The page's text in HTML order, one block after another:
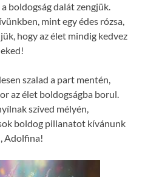
boldogság dalát zengjük.
mint egy édes rózsa,
hogy az élet mindig kedvez
szalad a part mentén,
az élet boldogságba borul.
szíved mélyén,
boldog pillanatot kívánunk
Adolfina!